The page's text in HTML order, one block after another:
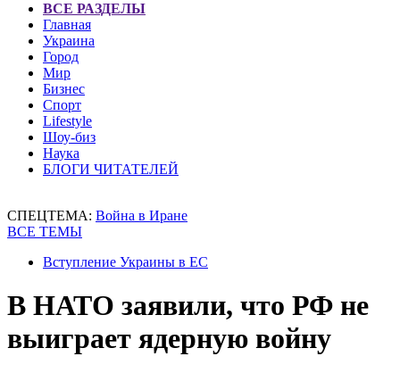
ВСЕ РАЗДЕЛЫ
Главная
Украина
Город
Мир
Бизнес
Спорт
Lifestyle
Шоу-биз
Наука
БЛОГИ ЧИТАТЕЛЕЙ
СПЕЦТЕМА: Война в Иране
ВСЕ ТЕМЫ
Вступление Украины в ЕС
В НАТО заявили, что РФ не
выиграет ядерную войну